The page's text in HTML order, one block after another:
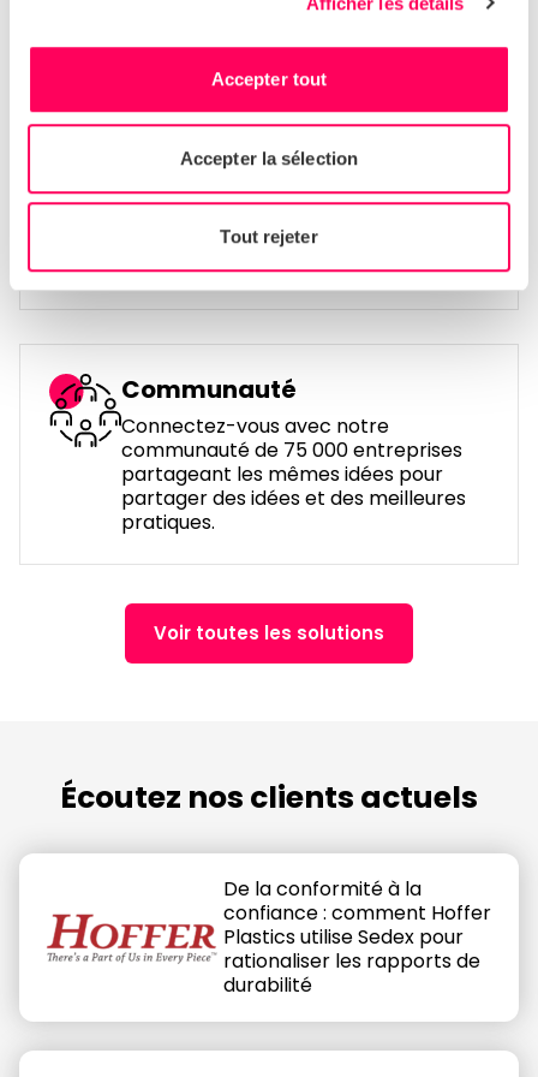
Accepter tout
Accepter la sélection
Tout rejeter
travers le monde, offrant une
Formation
Améliorez les opérations de durabilité
programmes de formation exclusifs
réservés aux membres.
Communauté
Connectez-vous avec notre
communauté de 75 000 entreprises
partageant les mêmes idées pour
partager des idées et des meilleures
pratiques.
Voir toutes les solutions
Écoutez nos clients actuels
De la conformité à la
confiance : comment Hoffer
Plastics utilise Sedex pour
rationaliser les rapports de
durabilité